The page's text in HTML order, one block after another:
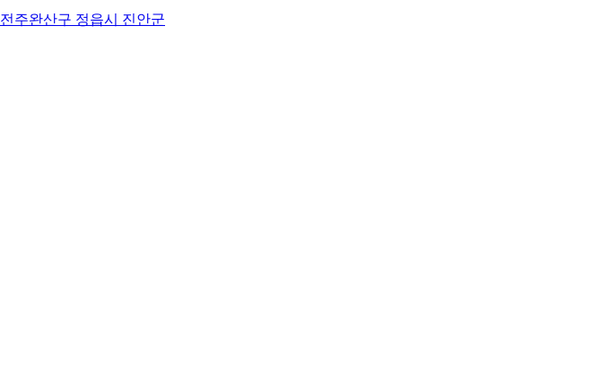
전주완산구 정읍시 진안군